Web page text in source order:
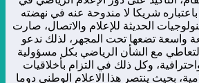
باعتباره شريكا لا مندوحة عنه في نهضته
الحديثة للإعلام والاتصال، صارت
واسعة تضعها تحت المجهر، لذلك ندعو
التعاطي مع الشأن الرياضي بكل مسؤولية
وكل ذلك في التزام بأخلاقيات
بحيث ينتصر هذا الاعلام الوطني دوما